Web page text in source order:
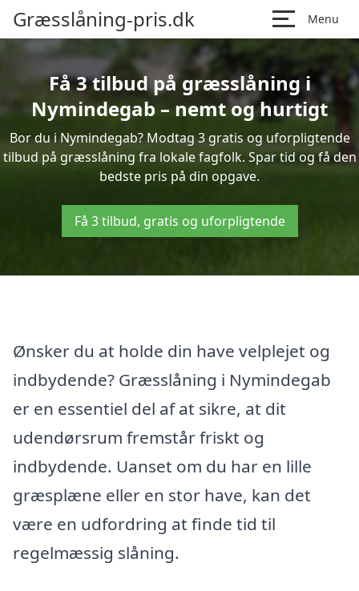
Græsslåning-pris.dk Menu
Få 3 tilbud på græsslåning i
Nymindegab – nemt og hurtigt
Bor du i Nymindegab? Modtag 3 gratis og uforpligtende
tilbud på græsslåning fra lokale fagfolk. Spar tid og få den
bedste pris på din opgave.
Få 3 tilbud, gratis og uforpligtende
Ønsker du at holde din have velplejet og
indbydende? Græsslåning i Nymindegab
er en essentiel del af at sikre, at dit
udendørsrum fremstår friskt og
indbydende. Uanset om du har en lille
græsplæne eller en stor have, kan det
være en udfordring at finde tid til
regelmæssig slåning.